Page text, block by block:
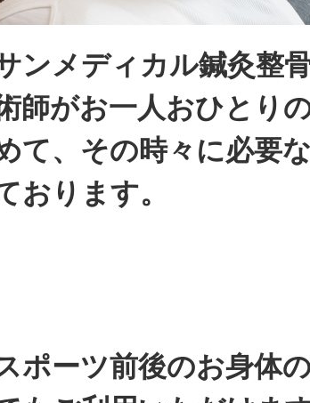
ンメディカル鍼灸整
師がお一人おひとり
て、その時々に必要
おります。
ポーツ前後のお身体